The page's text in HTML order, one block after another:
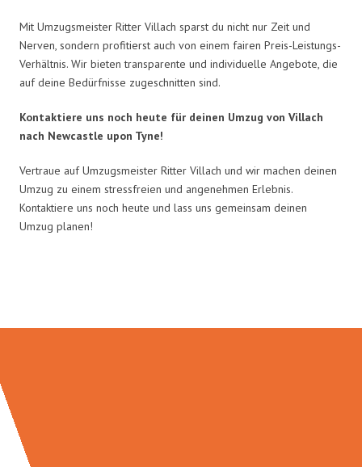
Mit Umzugsmeister Ritter Villach sparst du nicht nur Zeit und
Nerven, sondern profitierst auch von einem fairen Preis-Leistungs-
Verhältnis. Wir bieten transparente und individuelle Angebote, die
auf deine Bedürfnisse zugeschnitten sind.
Kontaktiere uns noch heute für deinen Umzug von Villach
nach Newcastle upon Tyne!
Vertraue auf Umzugsmeister Ritter Villach und wir machen deinen
Umzug zu einem stressfreien und angenehmen Erlebnis.
Kontaktiere uns noch heute und lass uns gemeinsam deinen
Umzug planen!